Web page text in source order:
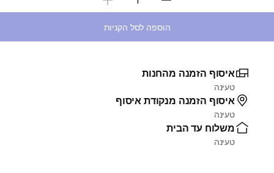
בחירת כמות
הוספה לסל הקניות
איסוף הזמנה מהחנות
טעינה
איסוף הזמנה מנקודת איסוף
טעינה
משלוח עד הבית
טעינה